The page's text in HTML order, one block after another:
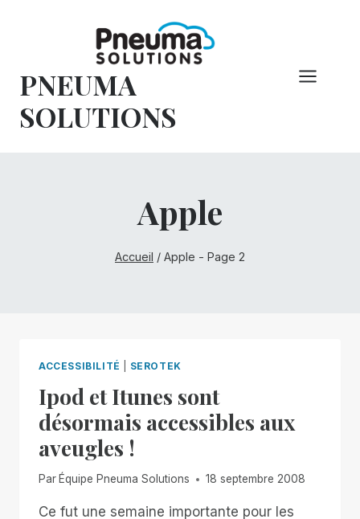
PNEUMA
SOLUTIONS
Apple
Accueil / Apple - Page 2
ACCESSIBILITÉ SEROTEK
Ipod et Itunes sont
désormais accessibles aux
aveugles !
Par Équipe Pneuma Solutions 18 septembre 2008
Ce fut une semaine importante pour les